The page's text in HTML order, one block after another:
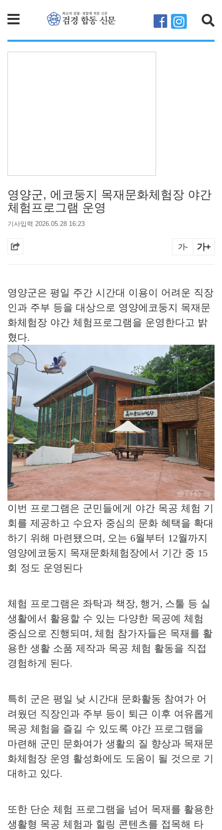
영양군, 에코둥지 목재문화체험장 야간
체험프로그램 운영
기사입력 2026.05.28 16:23
가- 가+
영양군은 평일 주간 시간대 이용이 어려운 직장
인과 주부 등을 대상으로 영양에코둥지 목재문
화체험장 야간 체험프로그램을 운영한다고 밝
혔다.
이번 프로그램은 군민들에게 야간 목공 체험 기
회를 제공하고 수요자 중심의 문화 혜택을 확대
하기 위해 마련됐으며, 오는 6월부터 12월까지
영양에코둥지 목재문화체험장에서 기간 중 15
회 정도 운영된다
체험 프로그램은 좌탁과 책장, 행거, 스툴 등 실
생활에서 활용할 수 있는 다양한 목공예 체험
중심으로 진행되며, 체험 참가자들은 목재를 활
용한 생활 소품 제작과 목공 체험 활동을 직접
경험하게 된다.
특히 군은 평일 낮 시간대 문화활동 참여가 어
려웠던 직장인과 주부 등이 퇴근 이후 여유롭게
목공 체험을 즐길 수 있도록 야간 프로그램을
마련해 군민 문화여가 생활의 질 향상과 목재문
화체험장 운영 활성화에도 도움이 될 것으로 기
대하고 있다.
또한 단순 체험 프로그램을 넘어 목재를 활용한
생활형 목공 체험과 힐링 콘텐츠를 접목해 타